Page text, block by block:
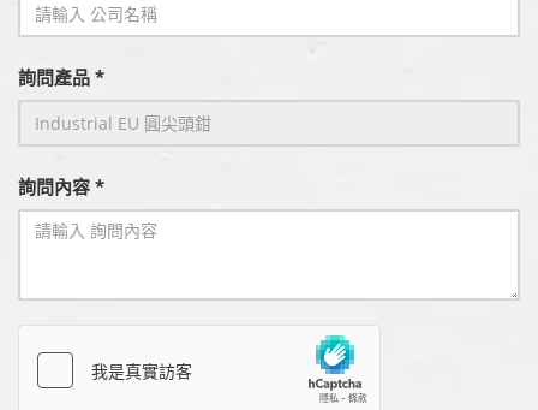
詢問產品 *
詢問內容 *